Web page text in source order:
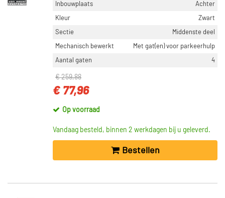
Inbouwplaats
Achter
Kleur
Zwart
Sectie
Middenste deel
Mechanisch bewerkt
Met gat(en) voor parkeerhulp
Aantal gaten
4
€ 259,88
€ 77,96
Op voorraad
Vandaag besteld, binnen 2 werkdagen bij u geleverd.
Bestellen